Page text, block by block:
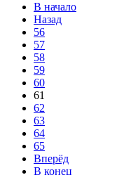
В начало
Назад
56
57
58
59
60
61
62
63
64
65
Вперёд
В конец